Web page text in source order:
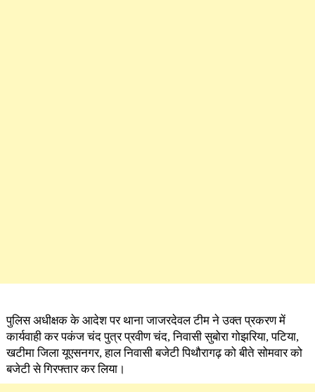
पुलिस अधीक्षक के आदेश पर थाना जाजरदेवल टीम ने उक्त प्रकरण में
कार्यवाही कर पकंज चंद पुत्र प्रवीण चंद, निवासी सुबोरा गोझरिया, पटिया,
खटीमा जिला यूएसनगर, हाल निवासी बजेटी पिथौरागढ़ को बीते सोमवार को
बजेटी से गिरफ्तार कर लिया।